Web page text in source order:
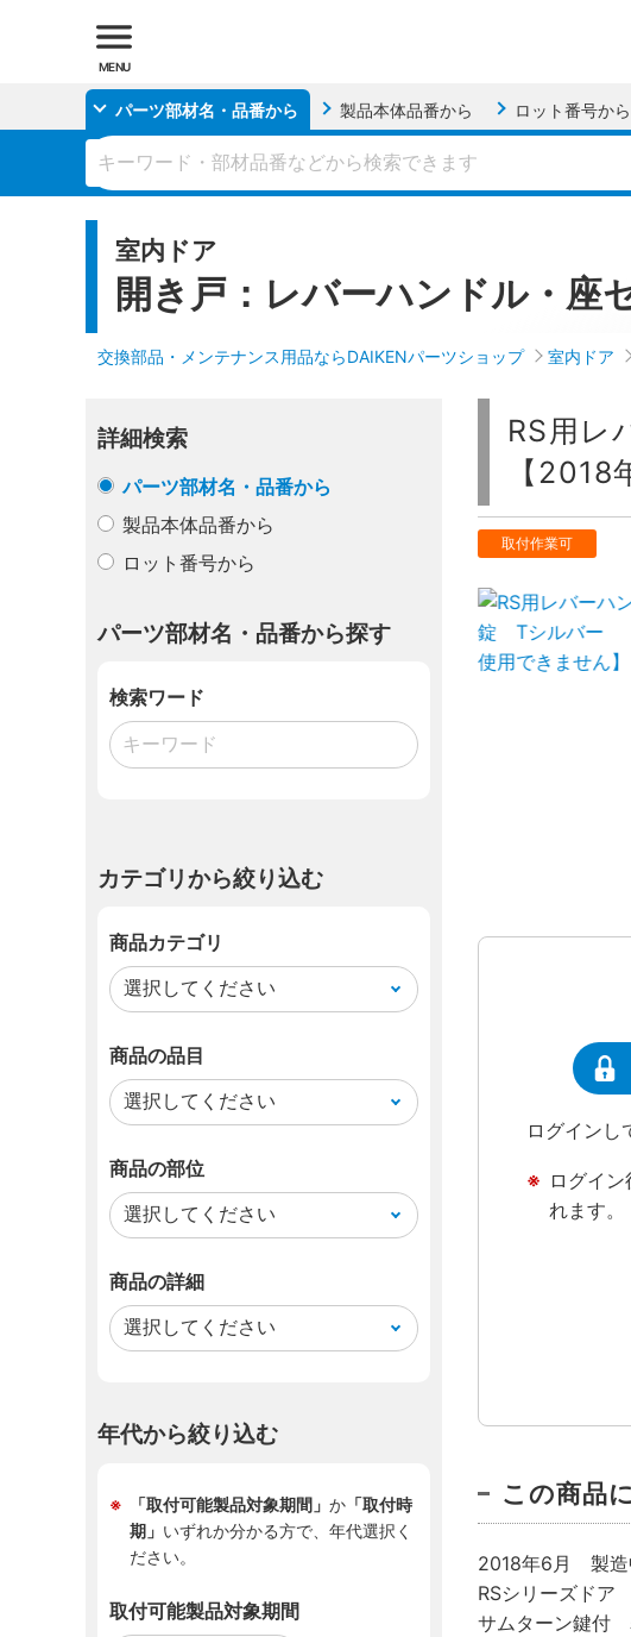
MENU
パーツ部材名・品番から 製品本体品番から ロット番号から
室内ドア
開き戸：レバーハンドル・座
交換部品・メンテナンス用品ならDAIKENパーツショップ 室内ドア
RS用
【
取付作業可
ログインし
ログイ
れます。
この商品
2018年6月 製造
RSシリーズドア
サムターン鍵付
詳細検索
パーツ部材名・品番から
製品本体品番から
ロット番号から
パーツ部材名・品番から探す
検索ワード
カテゴリから絞り込む
商品カテゴリ
商品の品目
商品の部位
商品の詳細
年代から絞り込む
「取付可能製品対象期間」 か「取付時
期」 いずれか分かる方で、年代選択く
ださい。
取付可能製品対象期間